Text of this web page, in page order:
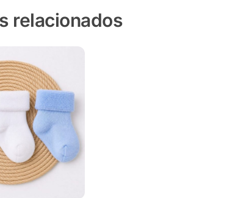
relacionados